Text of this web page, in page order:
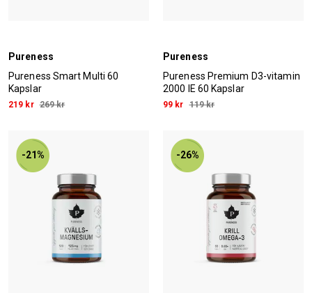
Pureness
Pureness Smart Multi 60
Kapslar
219 kr 269 kr
Pureness
Pureness Premium D3-vitamin
2000 IE 60 Kapslar
99 kr 119 kr
-21% -26%